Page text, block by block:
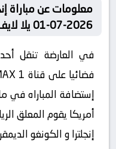
معلومات عن مباراة
2026-07-01 يلا لايف
في العارضة تنقل
إستضافة المباراه في
أمريكا يقوم المعلق
إنجلترا و الكونغو